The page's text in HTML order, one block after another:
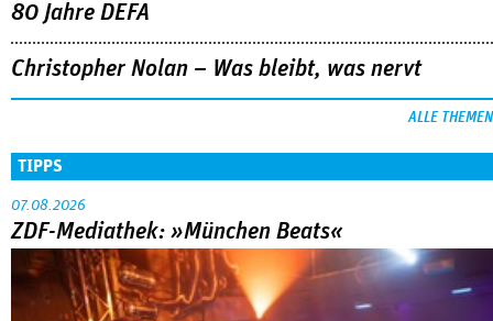
80 Jahre DEFA
Christopher Nolan – Was bleibt, was nervt
ALLE THEMEN
TIPPS
07.08.2026
ZDF-Mediathek: »München Beats«